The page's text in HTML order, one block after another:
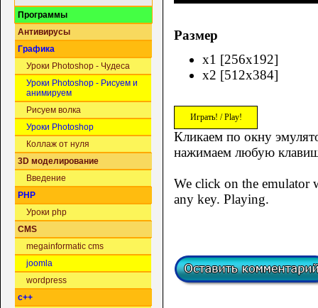
Программы
Антивирусы
Графика
Уроки Photoshop - Чудеса
Уроки Photoshop - Рисуем и
анимируем
Рисуем волка
Уроки Photoshop
Коллаж от нуля
3D моделирование
Введение
PHP
Уроки php
CMS
megainformatic cms
joomla
wordpress
c++
Размер
x1 [256x192]
x2 [512x384]
Играть! / Play!
Кликаем по окну
нажимаем любую
We click on the emulator
any key. Playing.